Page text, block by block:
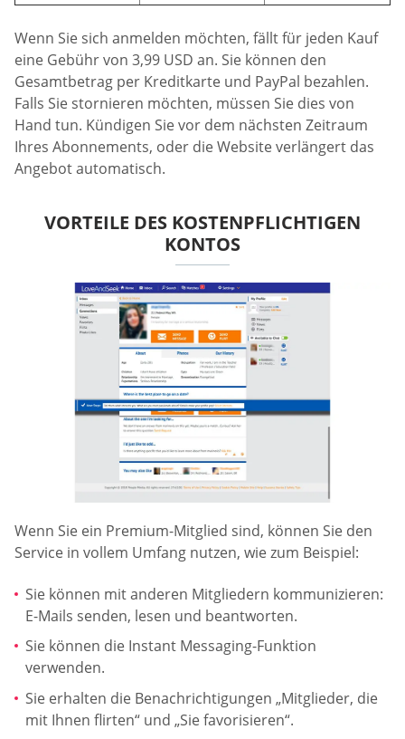
Wenn Sie sich anmelden möchten, fällt für jeden Kauf
eine Gebühr von 3,99 USD an. Sie können den
Gesamtbetrag per Kreditkarte und PayPal bezahlen.
Falls Sie stornieren möchten, müssen Sie dies von
Hand tun. Kündigen Sie vor dem nächsten Zeitraum
Ihres Abonnements, oder die Website verlängert das
Angebot automatisch.
VORTEILE DES KOSTENPFLICHTIGEN
KONTOS
Wenn Sie ein Premium-Mitglied sind, können Sie den
Service in vollem Umfang nutzen, wie zum Beispiel:
Sie können mit anderen Mitgliedern kommunizieren:
E-Mails senden, lesen und beantworten.
Sie können die Instant Messaging-Funktion
verwenden.
Sie erhalten die Benachrichtigungen „Mitglieder, die
mit Ihnen flirten“ und „Sie favorisieren“.